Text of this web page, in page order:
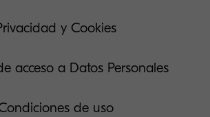
y Cookies
acceso a Datos Personales
de uso